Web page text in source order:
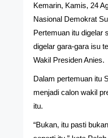
Kemarin, Kamis, 24
Nasional Demokrat
Pertemuan itu digelar
digelar gara-gara isu
Wakil Presiden Anies.
Dalam pertemuan itu
menjadi calon wakil
itu.
“Bukan, itu pasti